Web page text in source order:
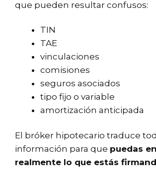
que pueden resultar confusos:
TIN
TAE
vinculaciones
comisiones
seguros asociados
tipo fijo o variable
amortización anticipada
El bróker hipotecario traduce
información para que puedas
realmente lo que estás